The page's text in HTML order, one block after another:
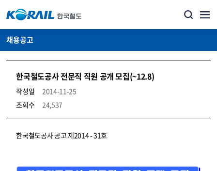
채용공고
한국철도공사 전문직 직원 공개 모집(~12.8)
작성일
2014-11-25
조회수
24,537
코레일소개_경영공시_채용공고 상세보기 – 내용, 파일, 담당자 연락처로 구성
한국철도공사 공고 제2014 - 31호